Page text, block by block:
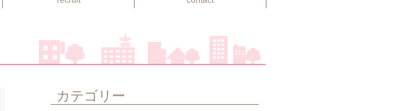
カテゴリー